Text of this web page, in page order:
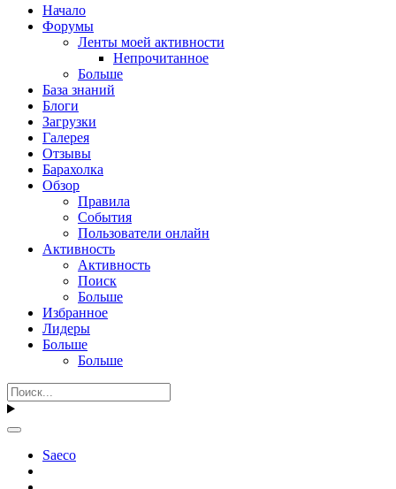
Начало
Форумы
Ленты моей активности
Непрочитанное
Больше
База знаний
Блоги
Загрузки
Галерея
Отзывы
Барахолка
Обзор
Правила
События
Пользователи онлайн
Активность
Активность
Поиск
Больше
Избранное
Лидеры
Больше
Больше
Saeco